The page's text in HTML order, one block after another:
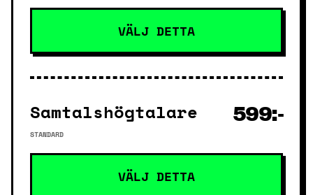
VÄLJ DETTA
Samtalshögtalare
STANDARD
599:-
VÄLJ DETTA